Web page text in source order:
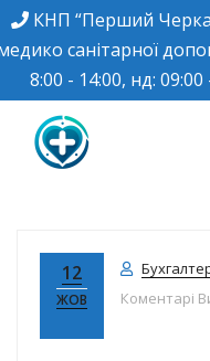
КНП “Перший
санітарної
8:00 - 14:00, нд: 09:00
центр
12
ЖОВ
Коментарі